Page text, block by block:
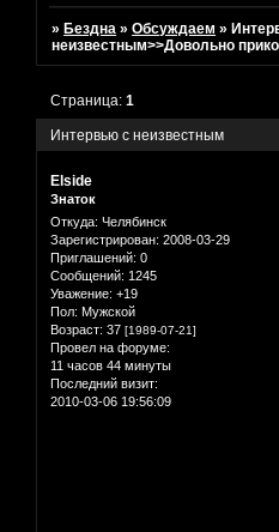
»Бездна »Обсуждаем »
неизвестным>>Довольно
Интервью с неизвестным
Страница:1
Elside
Знаток
Откуда: Челябинск
Зарегистрирован: 2008-03-29
Приглашений: 0
Сообщений: 1245
Уважение: +19
Пол: Мужской
Возраст: 37 [1989-07-21]
Провел на форуме:
11 часов 44 минуты
Последний визит:
2010-03-06 19:56:09